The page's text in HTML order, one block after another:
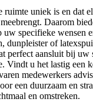
ruimte uniek is en dat
Daarom
uw specifieke wensen
dunpleister of
perfect aansluit bij uw
Vindt u het lastig een
medewerkers
een duurzaam en
en omstreken.